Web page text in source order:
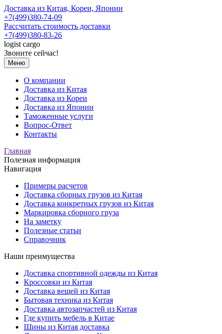
Доставка из Китая, Кореи, Японии
+7(499)380-74-09
Рассчитать стоимость доставки
+7(499)380-83-26
logist cargo
Звоните сейчас!
Меню
О компании
Доставка из Китая
Доставка из Кореи
Доставка из Японии
Таможенные услуги
Вопрос-Ответ
Контакты
Главная
Полезная информация
Навигация
Примеры расчетов
Доставка сборных грузов из Китая
Доставка конкретных грузов из Китая
Маркировка сборного груза
На заметку
Полезные статьи
Справочник
Наши преимущества
Доставка спортивной одежды из Китая
Кроссовки из Китая
Доставка вещей из Китая
Бытовая техника из Китая
Доставка автозапчастей из Китая
Где купить мебель в Китае
Шины из Китая доставка